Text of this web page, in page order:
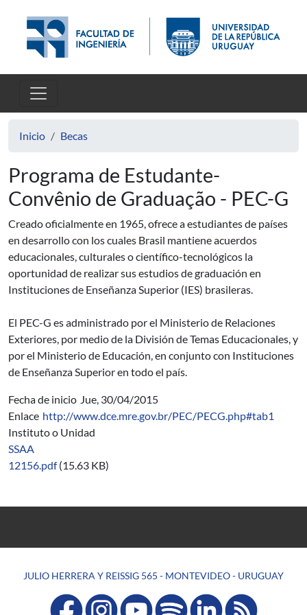
Inicio Becas
Programa de Estudante-
Convênio de Graduação - PEC-G
Creado oficialmente en 1965, ofrece a estudiantes de países
en desarrollo con los cuales Brasil mantiene acuerdos
educacionales, culturales o científico-tecnológicos la
oportunidad de realizar sus estudios de graduación en
Instituciones de Enseñanza Superior (IES) brasileras.
El PEC-G es administrado por el Ministerio de Relaciones
Exteriores, por medio de la División de Temas Educacionales, y
por el Ministerio de Educación, en conjunto con Instituciones
de Enseñanza Superior en todo el país.
Fecha de inicio Jue, 30/04/2015
Enlace http://www.dce.mre.gov.br/PEC/PECG.php#tab1
Instituto o Unidad
SSAA
12156.pdf (15.63 KB)
JULIO HERRERA Y REISSIG 565 - MONTEVIDEO - URUGUAY